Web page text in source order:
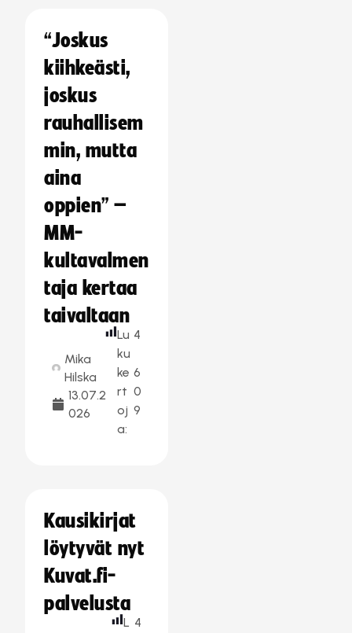
“Joskus
kiihkeästi,
joskus
rauhallisem
min, mutta
aina
oppien” –
MM-
kultavalmen
taja kertaa
taivaltaan
Mika
Hilska
13.07.2
026
Lu
ku
ke
rt
oj
a:
4
6
0
9
Kausikirjat
löytyvät nyt
Kuvat.fi-
palvelusta
L 4